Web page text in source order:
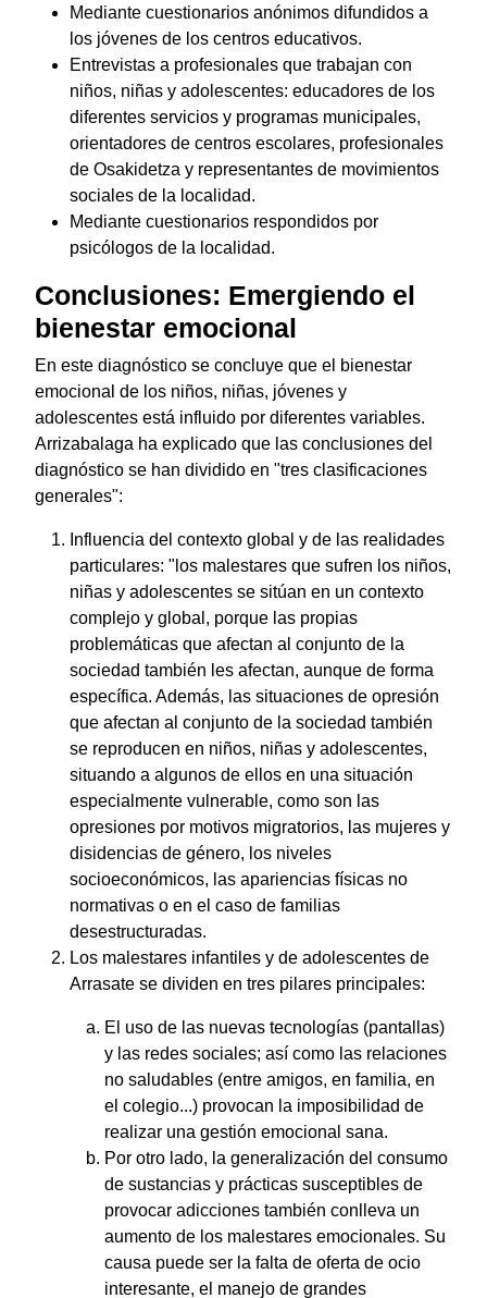
Mediante cuestionarios anónimos difundidos a
los jóvenes de los centros educativos.
Entrevistas a profesionales que trabajan con
niños, niñas y adolescentes: educadores de los
diferentes servicios y programas municipales,
orientadores de centros escolares, profesionales
de Osakidetza y representantes de movimientos
sociales de la localidad.
Mediante cuestionarios respondidos por
psicólogos de la localidad.
Conclusiones: Emergiendo el
bienestar emocional
En este diagnóstico se concluye que el bienestar
emocional de los niños, niñas, jóvenes y
adolescentes está influido por diferentes variables.
Arrizabalaga ha explicado que las conclusiones del
diagnóstico se han dividido en "tres clasificaciones
generales":
Influencia del contexto global y de las realidades
particulares: "los malestares que sufren los niños,
niñas y adolescentes se sitúan en un contexto
complejo y global, porque las propias
problemáticas que afectan al conjunto de la
sociedad también les afectan, aunque de forma
específica. Además, las situaciones de opresión
que afectan al conjunto de la sociedad también
se reproducen en niños, niñas y adolescentes,
situando a algunos de ellos en una situación
especialmente vulnerable, como son las
opresiones por motivos migratorios, las mujeres y
disidencias de género, los niveles
socioeconómicos, las apariencias físicas no
normativas o en el caso de familias
desestructuradas.
Los malestares infantiles y de adolescentes de
Arrasate se dividen en tres pilares principales:
El uso de las nuevas tecnologías (pantallas)
y las redes sociales; así como las relaciones
no saludables (entre amigos, en familia, en
el colegio...) provocan la imposibilidad de
realizar una gestión emocional sana.
Por otro lado, la generalización del consumo
de sustancias y prácticas susceptibles de
provocar adicciones también conlleva un
aumento de los malestares emocionales. Su
causa puede ser la falta de oferta de ocio
interesante, el manejo de grandes